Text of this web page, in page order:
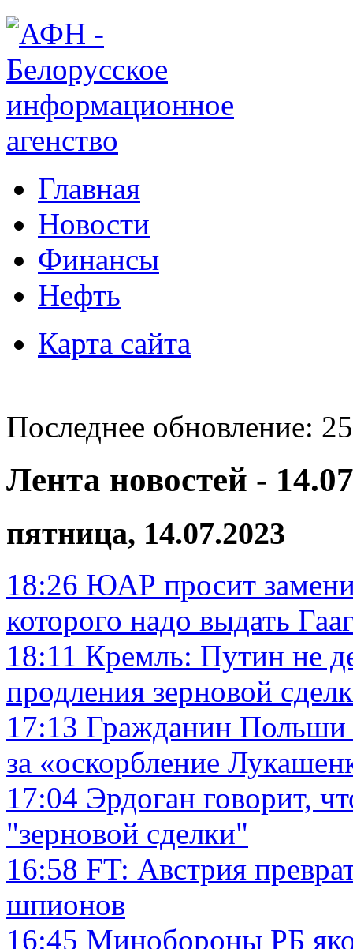
Главная
Новости
Финансы
Нефть
Карта сайта
Последнее обновление:
Лента новостей -
пятница, 14.07.2023
18:26 ЮАР просит
которого надо выдать
18:11 Кремль: Путин не
продления зерновой
17:13 Гражданин Польши
за «оскорбление
17:04 Эрдоган говорит,
"зерновой сделки"
16:58 FT: Австрия
шпионов
16:45 Минобороны РБ